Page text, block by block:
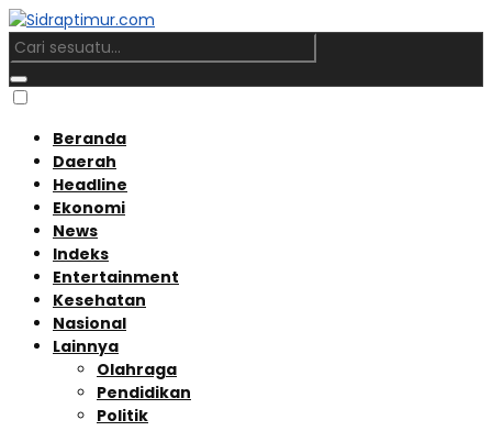
Beranda
Daerah
Headline
Ekonomi
News
Indeks
Entertainment
Kesehatan
Nasional
Lainnya
Olahraga
Pendidikan
Politik